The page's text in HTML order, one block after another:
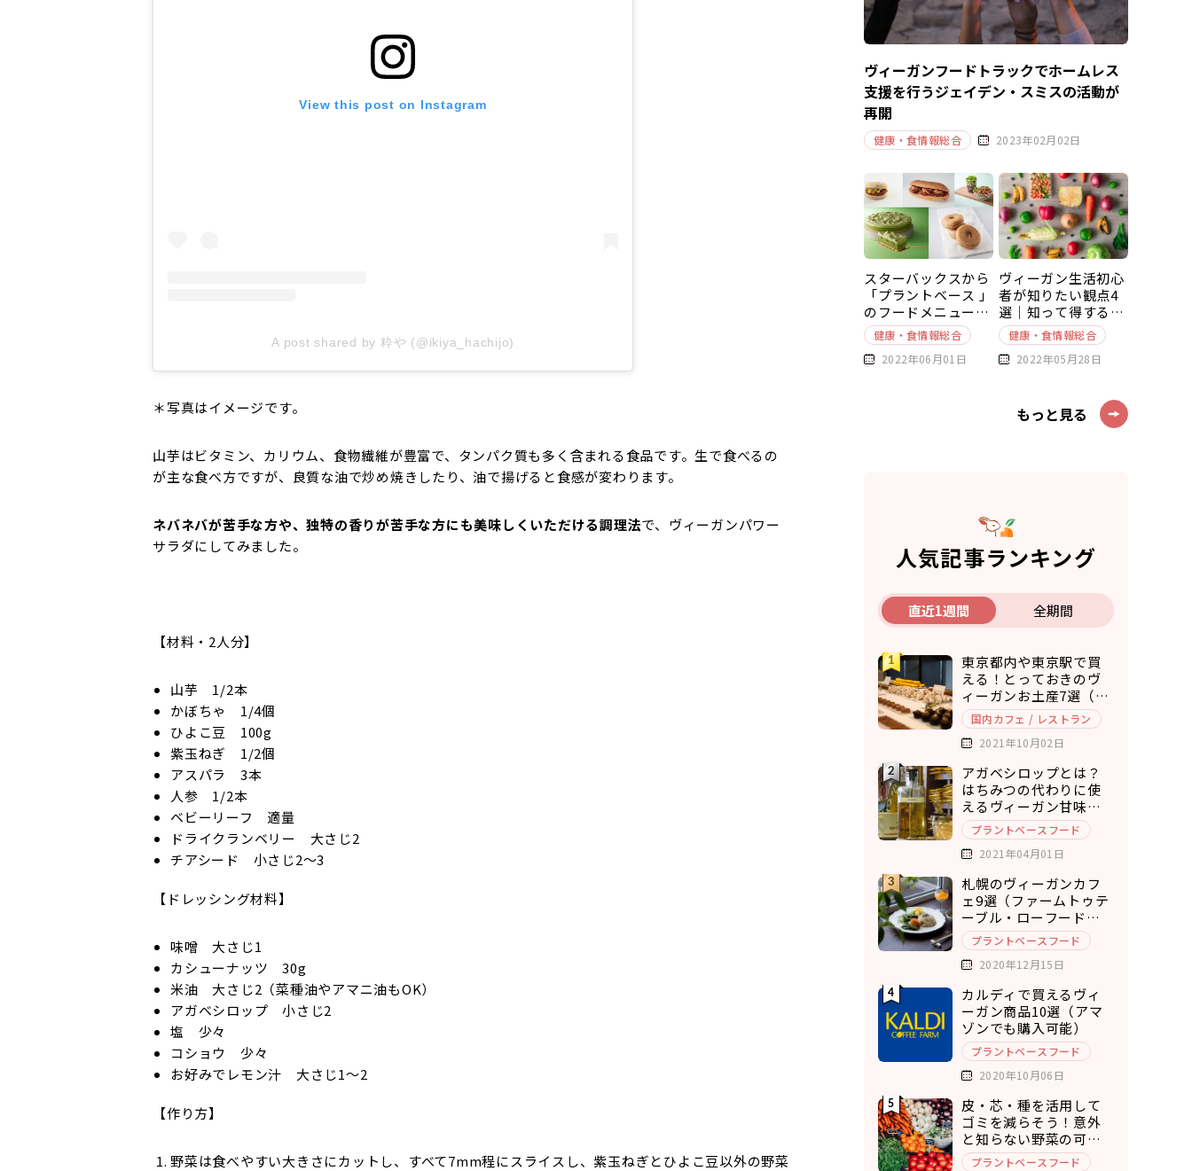
View this post on Instagram
A post shared by 粋や (@ikiya_hachijo)
＊写真はイメージです。
山芋はビタミン、カリウム、食物繊維が豊富で、タンパク質も多く含まれる食品です。生で食べるの
が主な食べ方ですが、良質な油で炒め焼きしたり、油で揚げると食感が変わります。
ネバネバが苦手な方や、独特の香りが苦手な方にも美味しくいただける調理法で、ヴィーガンパワー
サラダにしてみました。
【材料・2人分】
山芋 1/2本
かぼちゃ 1/4個
ひよこ豆 100g
紫玉ねぎ 1/2個
アスパラ 3本
人参 1/2本
ベビーリーフ 適量
ドライクランベリー 大さじ2
チアシード 小さじ2～3
【ドレッシング材料】
味噌 大さじ1
カシューナッツ 30g
米油 大さじ2（菜種油やアマニ油もOK）
アガベシロップ 小さじ2
塩 少々
コショウ 少々
お好みでレモン汁 大さじ1～2
【作り方】
野菜は食べやすい大きさにカットし、すべて7mm程にスライスし、紫玉ねぎとひよこ豆以外の野菜
ヴィーガンフードトラックでホームレス
支援を行うジェイデン・スミスの活動が
再開
健康・食情報総合 2023年02月02日
スターバックスから
「プラントベース 」
のフードメニューが
新発売
健康・食情報総合
2022年06月01日
ヴィーガン生活初心
者が知りたい観点4
選｜知って得する豆
知識～基本編～
健康・食情報総合
2022年05月28日
もっと見る
人気記事ランキング
直近1週間 全期間
東京都内や東京駅で買
える！とっておきのヴ
ィーガンお土産7選（ア
マゾンで購入できるも
のもご紹介）
国内カフェ / レストラン
2021年10月02日
アガベシロップとは？
はちみつの代わりに使
えるヴィーガン甘味料8
選プラントベースフード
2021年04月01日
札幌のヴィーガンカフ
ェ9選（ファームトゥテ
ーブル・ローフードカ
フェ・チキュウ）
プラントベースフード
2020年12月15日
カルディで買えるヴィ
ーガン商品10選（アマ
ゾンでも購入可能）
プラントベースフード
2020年10月06日
皮・芯・種を活用して
ゴミを減らそう！意外
と知らない野菜の可食
部12選
プラントベースフード